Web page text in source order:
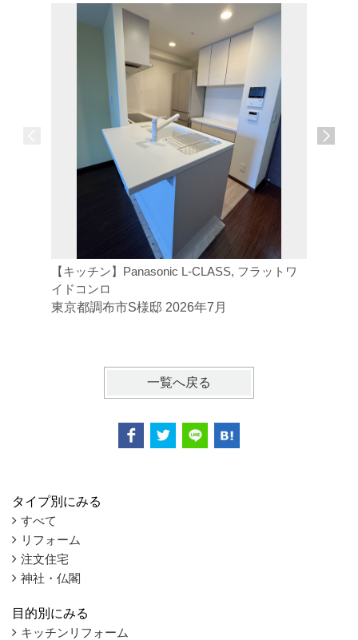
【キッチン】Panasonic L-CLASS, フラットワ
イドコンロ
東京都調布市S様邸 2026年7月
一覧へ戻る
タイプ別にみる
すべて
リフォーム
注文住宅
神社・仏閣
目的別にみる
キッチンリフォーム